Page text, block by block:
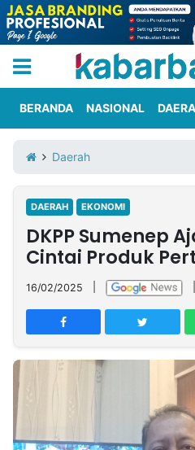
Iklan
Berita
Kami
Nasional
International
Olahraga
Entertainment
Daerah
Pariwisata
Kuliner
Kolom
Network
PT
TREETAN
MULTIMEDIA
INDONESIA
Partner
BERANDA NASIONAL
Daerah
DAERAH EKONOMI
DKPP Sumenep
Cintai Produk
16/02/2025